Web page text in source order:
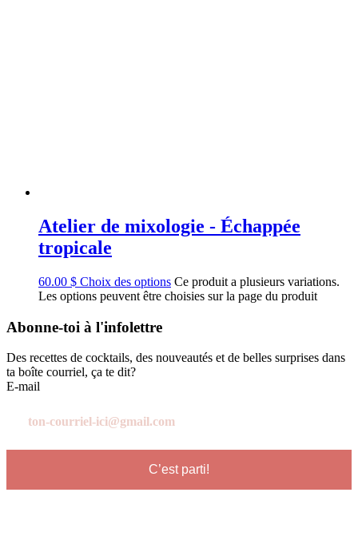
Atelier de mixologie - Échappée
tropicale
60.00 $ Choix des options Ce produit a plusieurs variations.
Les options peuvent être choisies sur la page du produit
Abonne-toi à l'infolettre
Des recettes de cocktails, des nouveautés et de belles surprises dans
ta boîte courriel, ça te dit?
E-mail
C’est parti!